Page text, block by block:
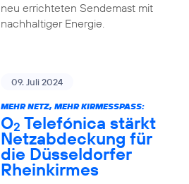
neu errichteten Sendemast mit
nachhaltiger Energie.
09. Juli 2024
MEHR NETZ, MEHR KIRMESSPASS:
O2 Telefónica stärkt
Netzabdeckung für
die Düsseldorfer
Rheinkirmes